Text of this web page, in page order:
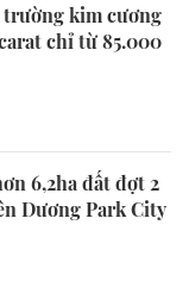
kim cương
chỉ từ 85.000
6,2ha đất đợt 2
Dương Park City